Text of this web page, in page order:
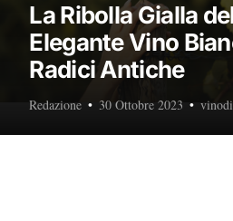
La Ribolla Gialla
Elegante Vino
Radici Antiche
Redazione 30 Ottobre 2023
Diventa nostro Partner